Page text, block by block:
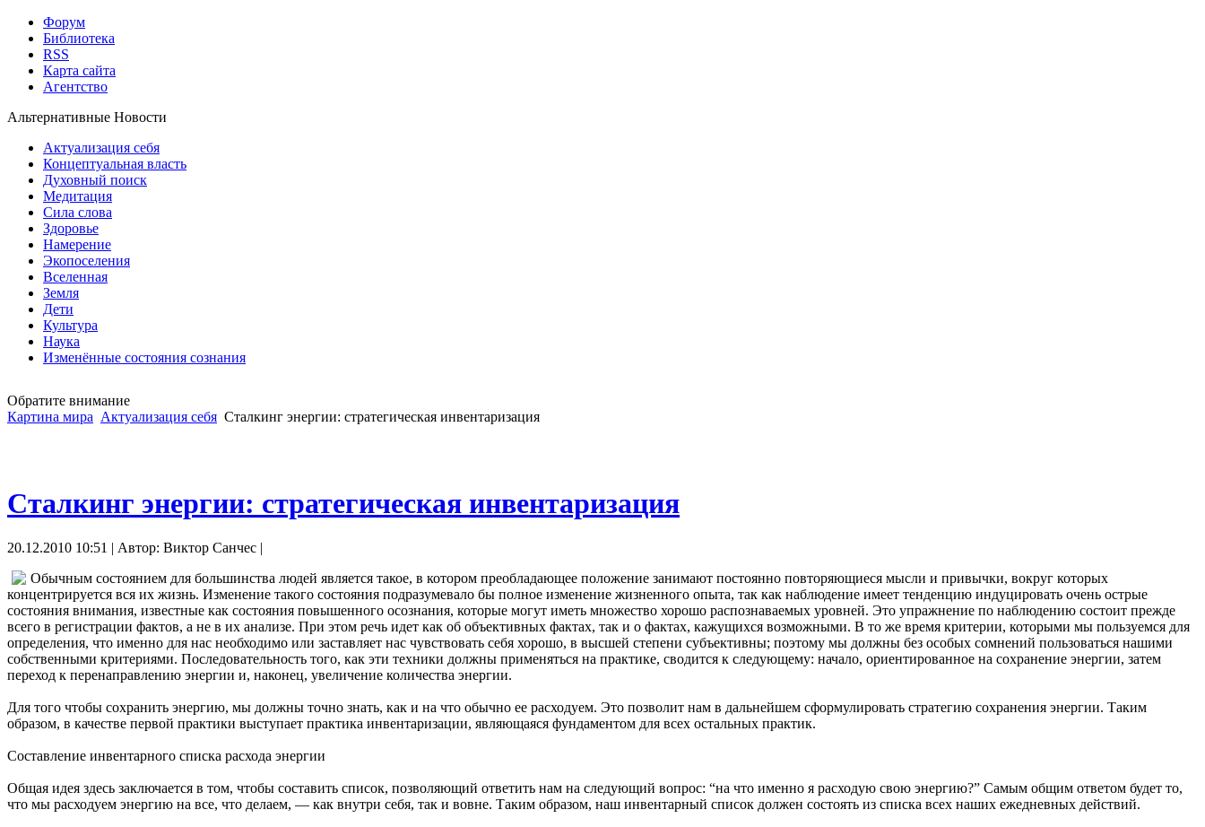
Форум
Библиотека
RSS
Карта сайта
Агентство
Альтернативные Новости
Актуализация себя
Концептуальная власть
Духовный поиск
Медитация
Сила слова
Здоровье
Намерение
Экопоселения
Вселенная
Земля
Дети
Культура
Наука
Изменённые состояния сознания
Обратите внимание
Картина мира Актуализация себя Сталкинг энергии: стратегическая инвентаризация
Сталкинг энергии: стратегическая инвентаризация
20.12.2010 10:51 | Автор: Виктор Санчес |
Обычным состоянием для большинства людей является такое, в котором преобладающее положение занимают постоянно повторяющиеся мысли и привычки, вокруг которых
концентрируется вся их жизнь. Изменение такого состояния подразумевало бы полное изменение жизненного опыта, так как наблюдение имеет тенденцию индуцировать очень острые
состояния внимания, известные как состояния повышенного осознания, которые могут иметь множество хорошо распознаваемых уровней. Это упражнение по наблюдению состоит прежде
всего в регистрации фактов, а не в их анализе. При этом речь идет как об объективных фактах, так и о фактах, кажущихся возможными. В то же время критерии, которыми мы пользуемся для
определения, что именно для нас необходимо или заставляет нас чувствовать себя хорошо, в высшей степени субъективны; поэтому мы должны без особых сомнений пользоваться нашими
собственными критериями. Последовательность того, как эти техники должны применяться на практике, сводится к следующему: начало, ориентированное на сохранение энергии, затем
переход к перенаправлению энергии и, наконец, увеличение количества энергии.
Для того чтобы сохранить энергию, мы должны точно знать, как и на что обычно ее расходуем. Это позволит нам в дальнейшем сформулировать стратегию сохранения энергии. Таким
образом, в качестве первой практики выступает практика инвентаризации, являющаяся фундаментом для всех остальных практик.
Составление инвентарного списка расхода энергии
Общая идея здесь заключается в том, чтобы составить список, позволяющий ответить нам на следующий вопрос: “на что именно я расходую свою энергию?” Самым общим ответом будет то,
что мы расходуем энергию на все, что делаем, — как внутри себя, так и вовне. Таким образом, наш инвентарный список должен состоять из списка всех наших ежедневных действий.